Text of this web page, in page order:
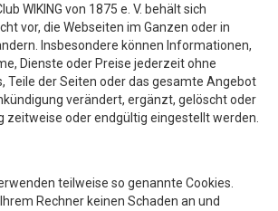
WIKING von 1875 e. V. behält sich
vor, die Webseiten im Ganzen oder in
Insbesondere können Informationen,
Dienste oder Preise jederzeit ohne
Teile der Seiten oder das gesamte Angebot
verändert, ergänzt, gelöscht oder
zeitweise oder endgültig eingestellt werden.
teilweise so genannte Cookies.
Rechner keinen Schaden an und